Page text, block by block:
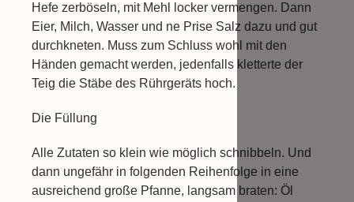
Hefe zerböseln, mit Mehl locker vermengen. Dann
Eier, Milch, Wasser und ne Prise Salz dazu und gut
durchkneten. Muss zum Schluss wohl mit den
Händen gemacht werden, jedenfalls kletterte der
Teig die Stäbe des Rührgeräts hoch.
Die Füllung
Alle Zutaten so klein wie möglich schnibbeln. Und
dann ungefähr in folgenden Reihenfolge in eine
ausreichend große Pfanne, langsam braten: Öl